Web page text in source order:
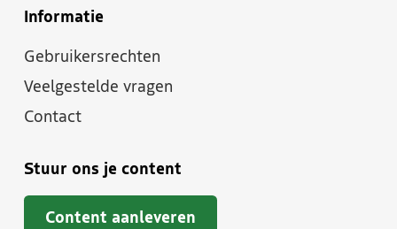
Informatie
Gebruikersrechten
Veelgestelde vragen
Contact
Stuur ons je content
Content aanleveren